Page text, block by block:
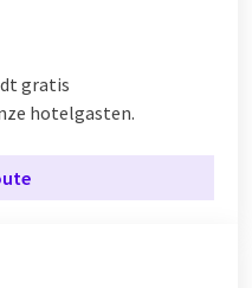
gratis
hotelgasten.